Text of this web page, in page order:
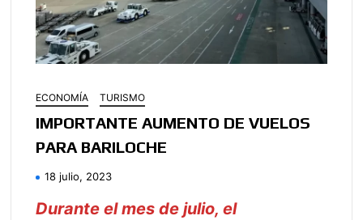
ECONOMÍA TURISMO
IMPORTANTE AUMENTO DE VUELOS
PARA BARILOCHE
18 julio, 2023
Durante el mes de julio, el